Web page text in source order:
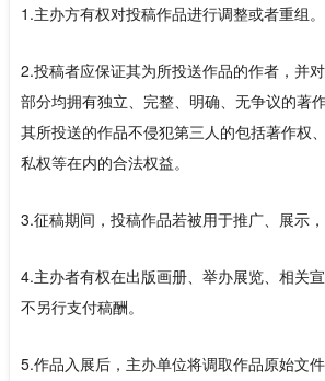
1.主办方有权对投稿作品进行调整或者重组。
2.投稿者应保证其为所投送作品的作者，并
部分均拥有独立、完整、明确、无争议的著
其所投送的作品不侵犯第三人的包括著作权
私权等在内的合法权益。
3.征稿期间，投稿作品若被用于推广、展示
4.主办者有权在出版画册、举办展览、相关
不另行支付稿酬。
5.作品入展后，主办单位将调取作品原始文